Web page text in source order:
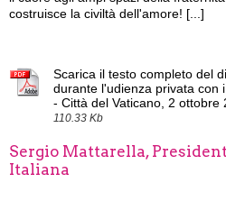
costruisce la civiltà dell'amore! [...]
Scarica il testo completo del
durante l'udienza privata con
- Città del Vaticano, 2 ottobre
110.33 Kb
Sergio Mattarella,
Italiana